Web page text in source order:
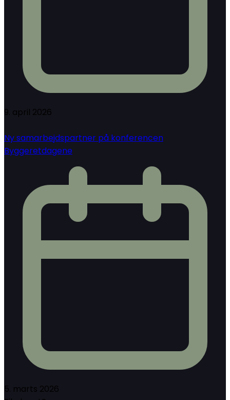
9. april 2026
Ny samarbejdspartner på konferencen
Byggeretdagene
5. marts 2026